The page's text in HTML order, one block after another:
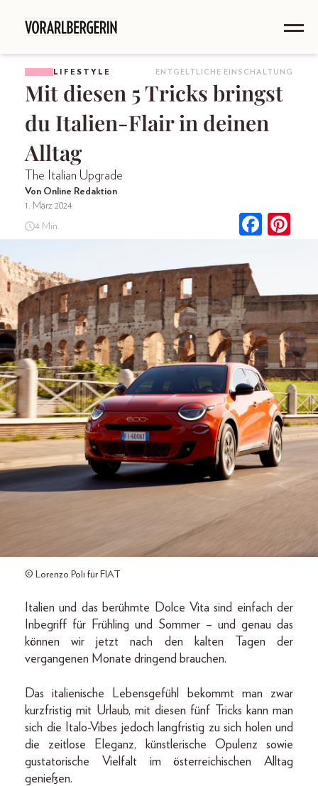
LIFESTYLE ENTGELTLICHE EINSCHALTUNG
Mit diesen 5 Tricks bringst
du Italien-Flair in deinen
Alltag
The Italian Upgrade
Von Online Redaktion
1. März 2024
4 Min.
© Lorenzo Poli für FIAT
Italien und das berühmte Dolce Vita sind einfach der
Inbegriff für Frühling und Sommer – und genau das
können wir jetzt nach den kalten Tagen der
vergangenen Monate dringend brauchen.
Das italienische Lebensgefühl bekommt man zwar
kurzfristig mit Urlaub, mit diesen fünf Tricks kann man
sich die Italo-Vibes jedoch langfristig zu sich holen und
die zeitlose Eleganz, künstlerische Opulenz sowie
gustatorische Vielfalt im österreichischen Alltag
genießen.